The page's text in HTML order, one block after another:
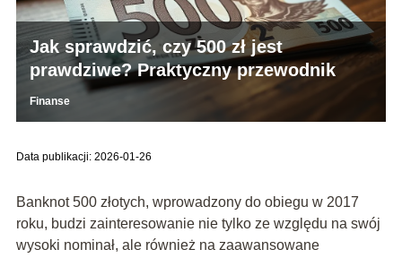
Jak sprawdzić, czy 500 zł jest
prawdziwe? Praktyczny przewodnik
Finanse
Data publikacji: 2026-01-26
Banknot 500 złotych, wprowadzony do obiegu w 2017
roku, budzi zainteresowanie nie tylko ze względu na swój
wysoki nominał, ale również na zaawansowane